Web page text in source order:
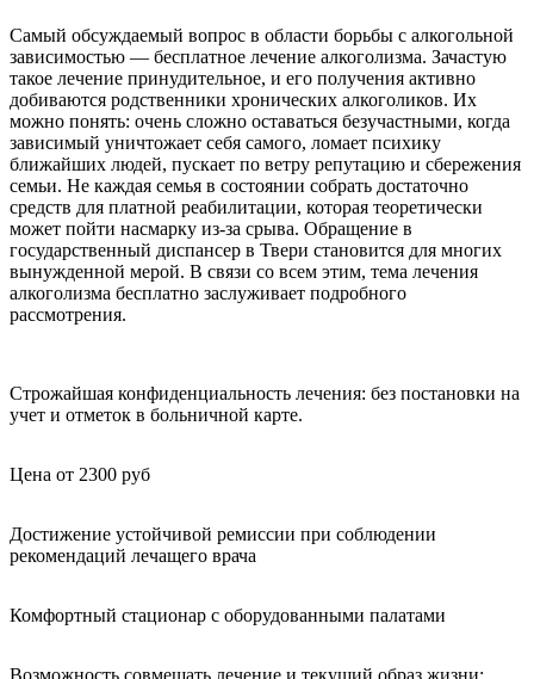
Самый обсуждаемый вопрос в области борьбы с алкогольной
зависимостью — бесплатное лечение алкоголизма. Зачастую
такое лечение принудительное, и его получения активно
добиваются родственники хронических алкоголиков. Их
можно понять: очень сложно оставаться безучастными, когда
зависимый уничтожает себя самого, ломает психику
ближайших людей, пускает по ветру репутацию и сбережения
семьи. Не каждая семья в состоянии собрать достаточно
средств для платной реабилитации, которая теоретически
может пойти насмарку из-за срыва. Обращение в
государственный диспансер в Твери становится для многих
вынужденной мерой. В связи со всем этим, тема лечения
алкоголизма бесплатно заслуживает подробного
рассмотрения.
Строжайшая конфиденциальность лечения: без постановки на
учет и отметок в больничной карте.
Цена от 2300 руб
Достижение устойчивой ремиссии при соблюдении
рекомендаций лечащего врача
Комфортный стационар с оборудованными палатами
Возможность совмещать лечение и текущий образ жизни: